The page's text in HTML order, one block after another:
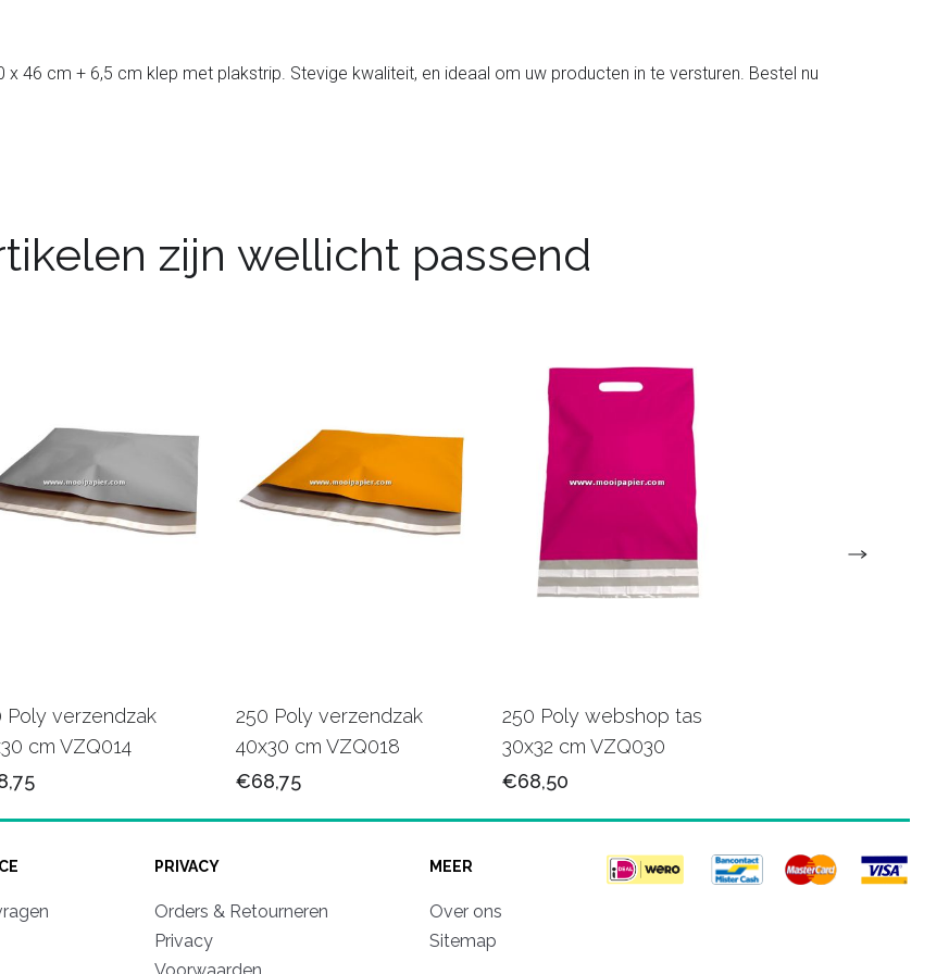
46 cm + 6,5 cm klep met plakstrip. Stevige kwaliteit, en ideaal om uw producten in te versturen. Bestel nu
zijn wellicht passend
Poly verzendzak
cm VZQ014
250 Poly verzendzak
40x30 cm VZQ018
€68,75
250 Poly webshop tas
30x32 cm VZQ030
€68,50
PRIVACY
Orders & Retourneren
Privacy
MEER
Over ons
Sitemap